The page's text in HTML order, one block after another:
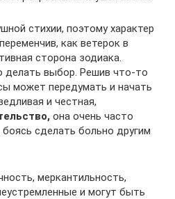
стихии, поэтому характер
как ветерок в
сторона зодиака.
делать выбор. Решив что-то
может передумать и начать
и честная,
она очень часто
сделать больно другим
меркантильность,
и могут быть